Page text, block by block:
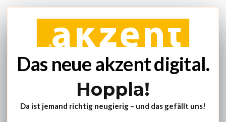
Das neue akzent digital.
Hoppla!
Da ist jemand richtig neugierig – und das gefällt uns!